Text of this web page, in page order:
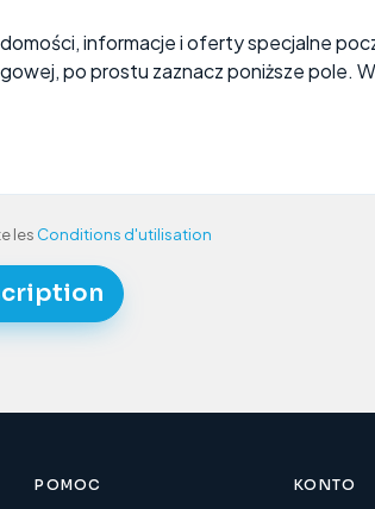
informacje i oferty specjalne
po prostu zaznacz poniższe pole.
les Conditions d'utilisation
POMOC KONTO